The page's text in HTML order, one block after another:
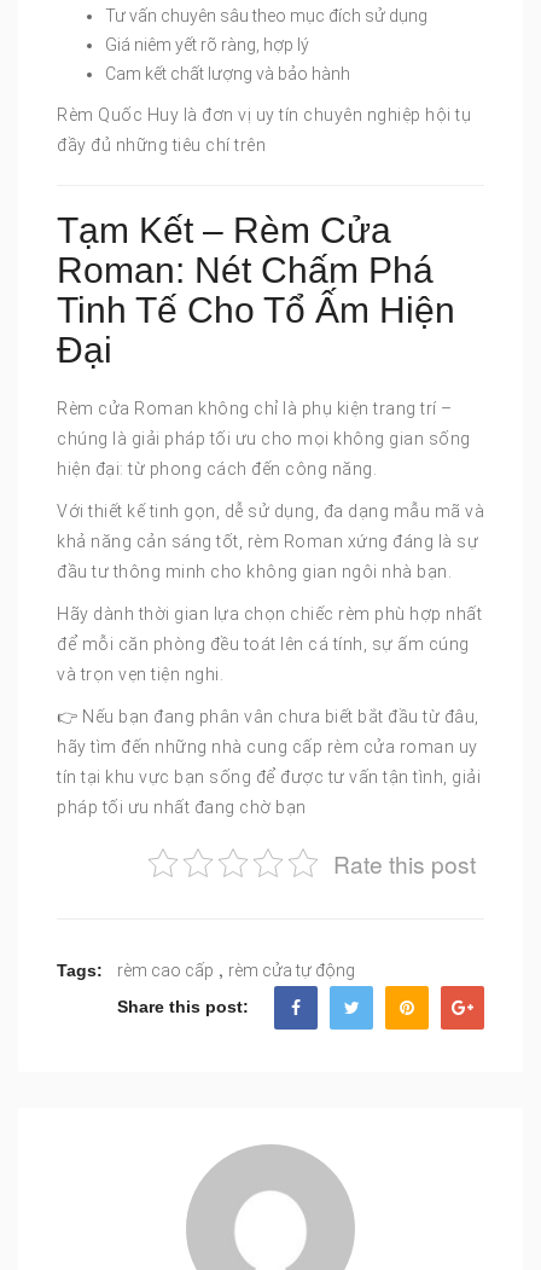
Tư vấn chuyên sâu theo mục đích sử dụng
Giá niêm yết rõ ràng, hợp lý
Cam kết chất lượng và bảo hành
Rèm Quốc Huy là đơn vị uy tín chuyên nghiệp hội tụ
đầy đủ những tiêu chí trên
Tạm Kết – Rèm Cửa
Roman: Nét Chấm Phá
Tinh Tế Cho Tổ Ấm Hiện
Đại
Rèm cửa Roman không chỉ là phụ kiện trang trí –
chúng là giải pháp tối ưu cho mọi không gian sống
hiện đại: từ phong cách đến công năng.
Với thiết kế tinh gọn, dễ sử dụng, đa dạng mẫu mã và
khả năng cản sáng tốt, rèm Roman xứng đáng là sự
đầu tư thông minh cho không gian ngôi nhà bạn.
Hãy dành thời gian lựa chọn chiếc rèm phù hợp nhất
để mỗi căn phòng đều toát lên cá tính, sự ấm cúng
và trọn vẹn tiện nghi.
👉 Nếu bạn đang phân vân chưa biết bắt đầu từ đâu,
hãy tìm đến những nhà cung cấp rèm cửa roman uy
tín tại khu vực bạn sống để được tư vấn tận tình, giải
pháp tối ưu nhất đang chờ bạn
Rate this post
Tags: rèm cao cấp , rèm cửa tự động
Share this post: